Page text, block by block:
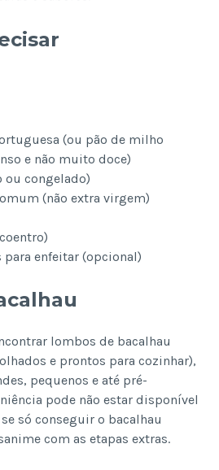
(ou pão de milho
e não muito doce)
ou congelado)
(não extra virgem)
para enfeitar (opcional)
lombos de bacalhau
e prontos para cozinhar),
pequenos e até pré-
pode não estar disponível
só conseguir o bacalhau
com as etapas extras.